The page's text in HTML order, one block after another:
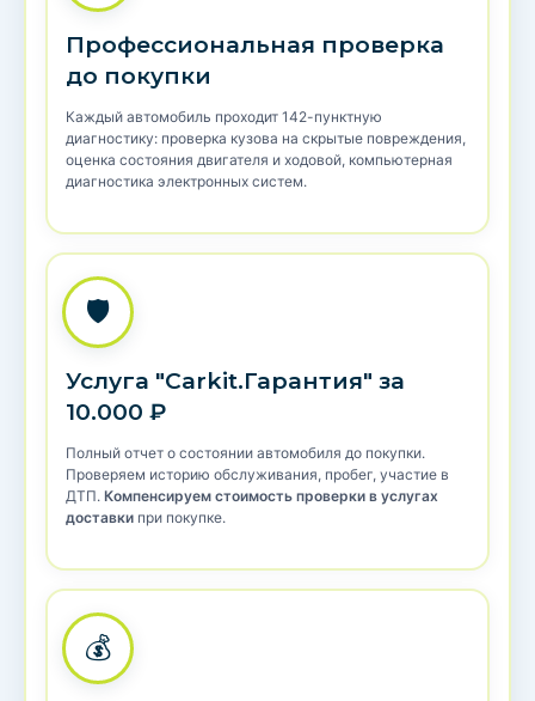
Профессиональная проверка
до покупки
Каждый автомобиль проходит 142-пунктную
диагностику: проверка кузова на скрытые повреждения,
оценка состояния двигателя и ходовой, компьютерная
диагностика электронных систем.
🛡️
Услуга "Carkit.Гарантия" за
10.000 ₽
Полный отчет о состоянии автомобиля до покупки.
Проверяем историю обслуживания, пробег, участие в
ДТП. Компенсируем стоимость проверки в услугах
доставки при покупке.
💰